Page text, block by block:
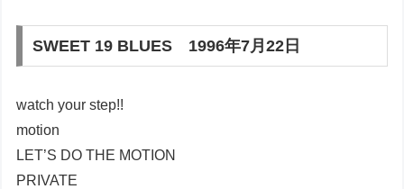
SWEET 19 BLUES 1996年7月22日
watch your step!!
motion
LET’S DO THE MOTION
PRIVATE